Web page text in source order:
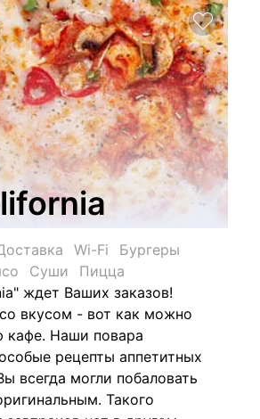
Wi-Fi
Бургеры
Суши
Пицца
ждет Ваших заказов!
вкусом - вот как можно
кафе. Наши повара
рецепты аппетитных
всегда могли побаловать
Такого